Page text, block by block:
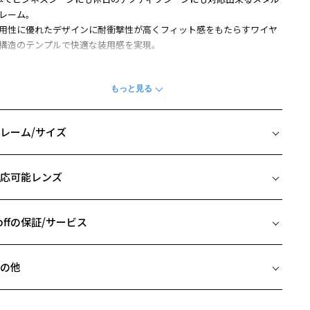
ーム。
性に優れたデザインに耐衝撃性が高くフィット感をもたらすワイヤ
造のテンプルで快適な装用感を実現。
ーム/サイズ
リッジ(鼻部分)の横幅：16mm
可能レンズ
フレームとレンズの合計料金を知りたい方へ
の保証/サービス
他